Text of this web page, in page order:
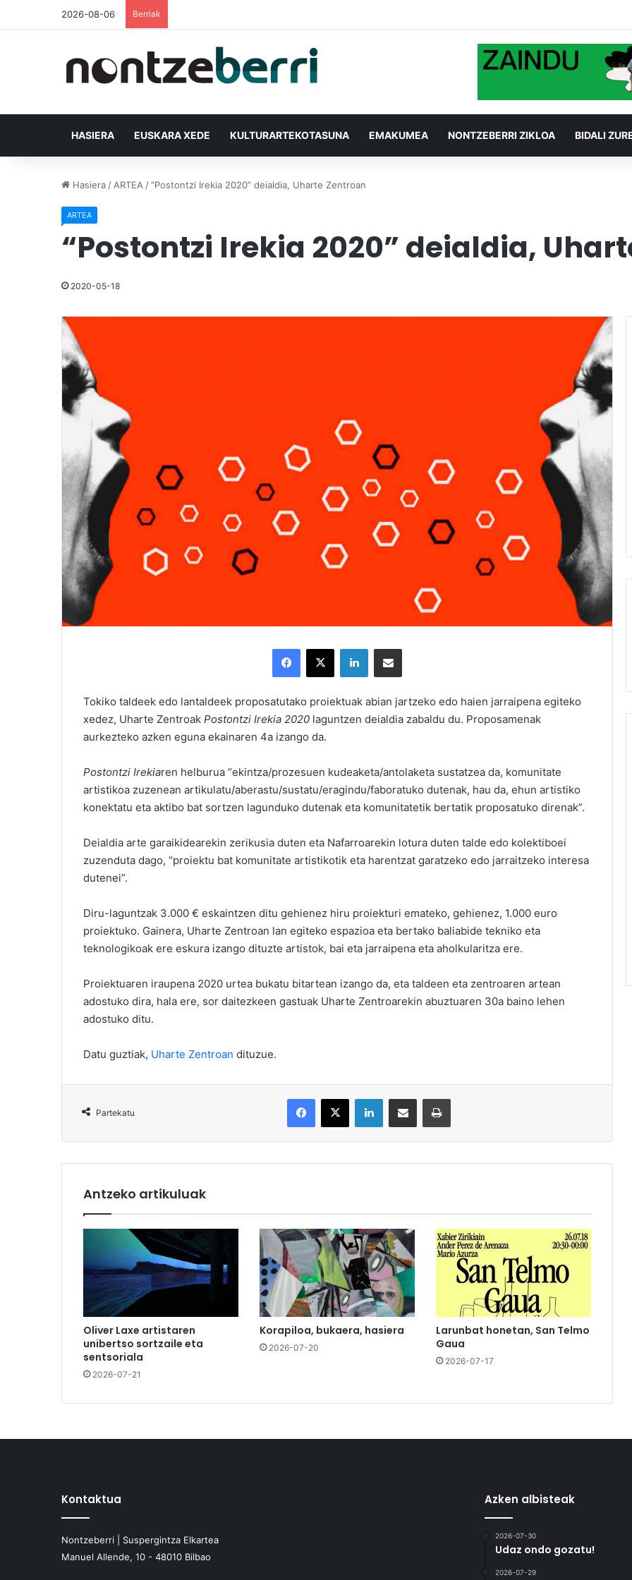
2026-08-06 Berriak
HASIERA EUSKARA XEDE KULTURARTEKOTASUNA EMAKUMEA NONTZEBERRI ZIKLOA BIDALI
Hasiera / ARTEA /“Postontzi Irekia 2020” deialdia, Uharte Zentroan
ARTEA
“Postontzi Irekia 2020” deialdia,
2020-05-18
Tokiko taldeek edo lantaldeek proposatutako proiektuak abian jartzeko edo haien jarraipena egiteko
xedez, Uharte Zentroak Postontzi Irekia 2020 laguntzen deialdia zabaldu du. Proposamenak
aurkezteko azken eguna ekainaren 4a izango da.
Postontzi Irekiaren helburua “ekintza/prozesuen kudeaketa/antolaketa sustatzea da, komunitate
artistikoa zuzenean artikulatu/aberastu/sustatu/eragindu/faboratuko dutenak, hau da, ehun artistiko
konektatu eta aktibo bat sortzen lagunduko dutenak eta komunitatetik bertatik proposatuko direnak”.
Deialdia arte garaikidearekin zerikusia duten eta Nafarroarekin lotura duten talde edo kolektiboei
zuzenduta dago, “proiektu bat komunitate artistikotik eta harentzat garatzeko edo jarraitzeko interesa
dutenei”.
Diru-laguntzak 3.000 € eskaintzen ditu gehienez hiru proiekturi emateko, gehienez, 1.000 euro
proiektuko. Gainera, Uharte Zentroan lan egiteko espazioa eta bertako baliabide tekniko eta
teknologikoak ere eskura izango dituzte artistok, bai eta jarraipena eta aholkularitza ere.
Proiektuaren iraupena 2020 urtea bukatu bitartean izango da, eta taldeen eta zentroaren artean
adostuko dira, hala ere, sor daitezkeen gastuak Uharte Zentroarekin abuztuaren 30a baino lehen
adostuko ditu.
Datu guztiak, Uharte Zentroan dituzue.
Partekatu
Antzeko artikuluak
Oliver Laxe artistaren
unibertso sortzaile eta
sentsoriala
2026-07-21
Korapiloa, bukaera, hasiera
2026-07-20
Larunbat honetan, San Telmo
Gaua
2026-07-17
Kontaktua
Nontzeberri | Suspergintza Elkartea
Manuel Allende, 10 - 48010 Bilbao
Azken albisteak
2026-07-30
Udaz ondo gozatu!
2026-07-29